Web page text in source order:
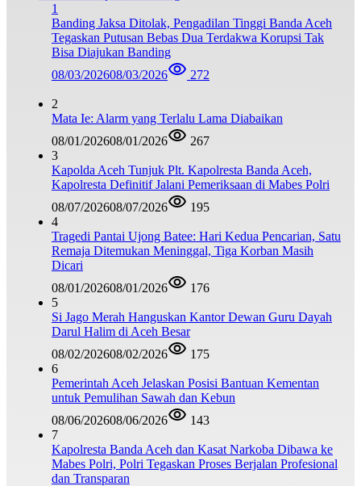
1
Banding Jaksa Ditolak, Pengadilan Tinggi Banda Aceh
Tegaskan Putusan Bebas Dua Terdakwa Korupsi Tak
Bisa Diajukan Banding
08/03/202608/03/2026 272
2
Mata Ie: Alarm yang Terlalu Lama Diabaikan
08/01/202608/01/2026
267
3
Kapolda Aceh Tunjuk Plt. Kapolresta Banda Aceh,
Kapolresta Definitif Jalani Pemeriksaan di Mabes Polri
08/07/202608/07/2026
195
4
Tragedi Pantai Ujong Batee: Hari Kedua Pencarian, Satu
Remaja Ditemukan Meninggal, Tiga Korban Masih
Dicari
08/01/202608/01/2026
176
5
Si Jago Merah Hanguskan Kantor Dewan Guru Dayah
Darul Halim di Aceh Besar
08/02/202608/02/2026
175
6
Pemerintah Aceh Jelaskan Posisi Bantuan Kementan
untuk Pemulihan Sawah dan Kebun
08/06/202608/06/2026
143
7
Kapolresta Banda Aceh dan Kasat Narkoba Dibawa ke
Mabes Polri, Polri Tegaskan Proses Berjalan Profesional
dan Transparan